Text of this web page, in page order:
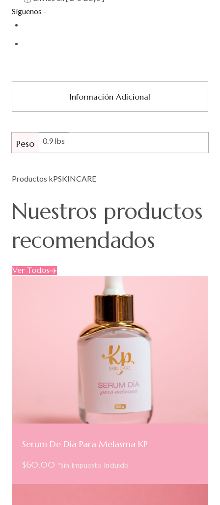
Síguenos -
Información Adicional
Peso 0.9 lbs
Productos kPSKINCARE
Nuestros productos
recomendados
Ver Todos
Serum De Dia Para Melasma KP
$60.00 *Sin Impuesto Incluido